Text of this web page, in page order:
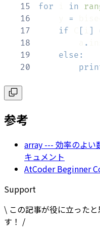
15
for in
16
=
17
if [ ]
18
.
19
else :
20
参考
array --- 効率のよ
キュメント
AtCoder Beginner
Support
\ この記事が役に立った
す！ /